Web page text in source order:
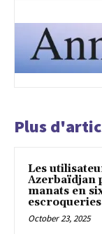
Plus
Les
Azerbaïdjan
manats en
October 23, 2025